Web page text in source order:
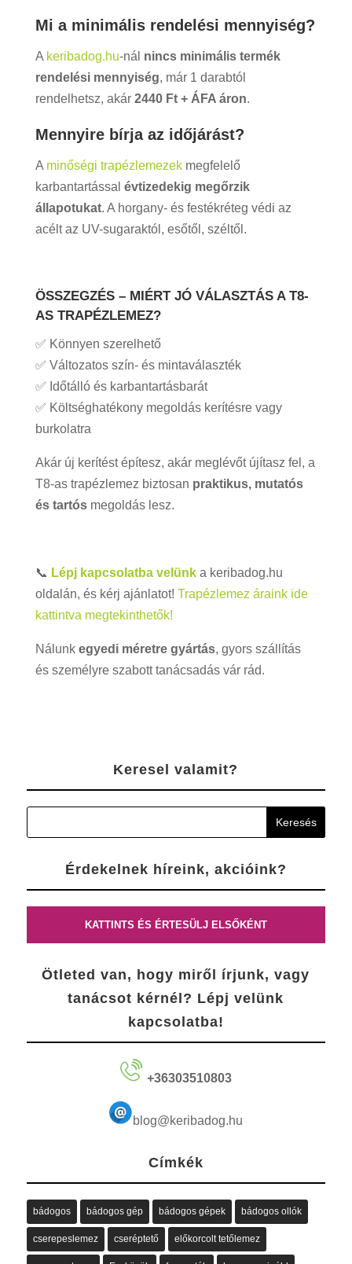
Mi a minimális rendelési mennyiség?
A keribadog.hu-nál nincs minimális termék
rendelési mennyiség, már 1 darabtól
rendelhetsz, akár 2440 Ft + ÁFA áron.
Mennyire bírja az időjárást?
A minőségi trapézlemezekmegfelelő
karbantartással évtizedekig megőrzik
állapotukat. A horgany- és festékréteg védi az
acélt az UV-sugaraktól, esőtől, széltől.
ÖSSZEGZÉS – MIÉRT JÓ VÁLASZTÁS A T8-
AS TRAPÉZLEMEZ?
✅ Könnyen szerelhető
✅ Változatos szín- és mintaválaszték
✅ Időtálló és karbantartásbarát
✅ Költséghatékony megoldás kerítésre vagy
burkolatra
Akár új kerítést építesz, akár meglévőt újítasz fel, a
T8-as trapézlemez biztosan praktikus, mutatós
és tartósmegoldás lesz.
📞 Lépj kapcsolatba velünka keribadog.hu
oldalán, és kérj ajánlatot! Trapézlemez áraink ide
kattintva megtekinthetők!
Nálunk egyedi méretre gyártás, gyors szállítás
és személyre szabott tanácsadás vár rád.
Keresel valamit?
Érdekelnek híreink, akcióink?
KATTINTS ÉS ÉRTESÜLJ ELSŐKÉNT
Ötleted van, hogy miről írjunk, vagy
tanácsot kérnél? Lépj velünk
kapcsolatba!
+36303510803
blog@keribadog.hu
Címkék
bádogos bádogos gép bádogos gépek bádogos ollók
cserepeslemez cseréptető előkorcolt tetőlemez